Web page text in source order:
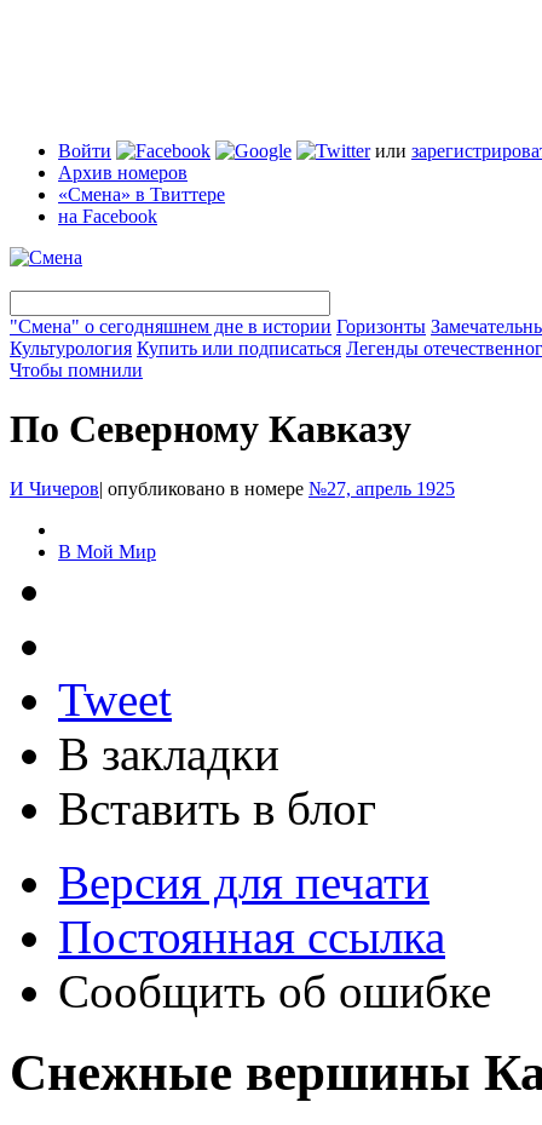
Войти или
Архив номеров
«Смена» в Твиттере
на Facebook
"Смена" о сегодняшнем дне в истории Горизонты
Культурология Купить или подписаться Легенды
Чтобы помнили
По Северному Кавказу
И Чичеров| опубликовано в номере №27, апрель 1925
В Мой Мир
Tweet
В закладки
Вставить в блог
Версия для печати
Постоянная ссылка
Сообщить об ошибке
Снежные вершины